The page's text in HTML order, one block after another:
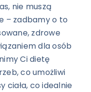
nie muszą
– zadbamy o to
zdrowe
dla osób
Ci dietę
co umożliwi
ciała, co idealnie